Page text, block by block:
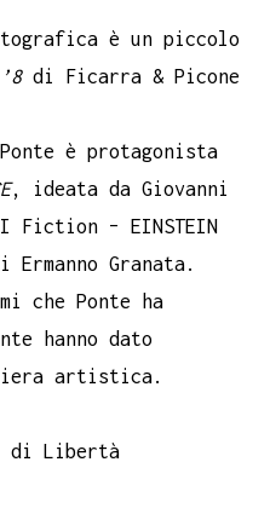
è un piccolo
di Ficarra & Picone
è protagonista
, ideata da Giovanni
Fiction – EINSTEIN
Granata.
che Ponte ha
hanno dato
artistica.
di Libertà